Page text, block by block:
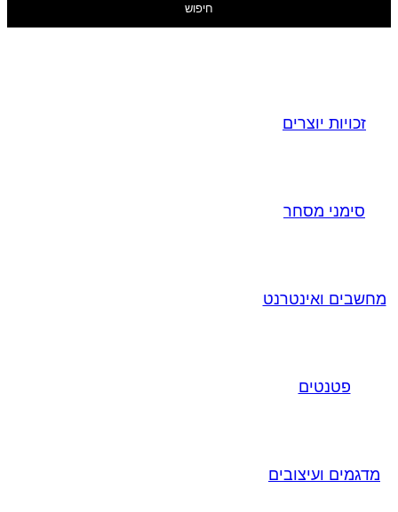
חיפוש
זכויות יוצרים
סימני מסחר
מחשבים ואינטרנט
פטנטים
מדגמים ועיצובים